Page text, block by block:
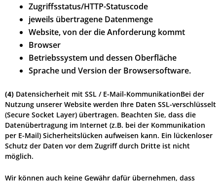
Zugriffsstatus/HTTP-Statuscode
jeweils übertragene Datenmenge
Website, von der die Anforderung kommt
Browser
Betriebssystem und dessen Oberfläche
Sprache und Version der Browsersoftware.
(4) Datensicherheit mit SSL / E-Mail-KommunikationBei der
Nutzung unserer Website werden Ihre Daten SSL-verschlüsselt
(Secure Socket Layer) übertragen. Beachten Sie, dass die
Datenübertragung im Internet (z.B. bei der Kommunikation
per E-Mail) Sicherheitslücken aufweisen kann. Ein lückenloser
Schutz der Daten vor dem Zugriff durch Dritte ist nicht
möglich.
Wir können auch keine Gewähr dafür übernehmen, dass